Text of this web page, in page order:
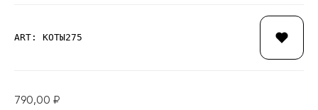
ART: КОТЫ275
790,00 ₽